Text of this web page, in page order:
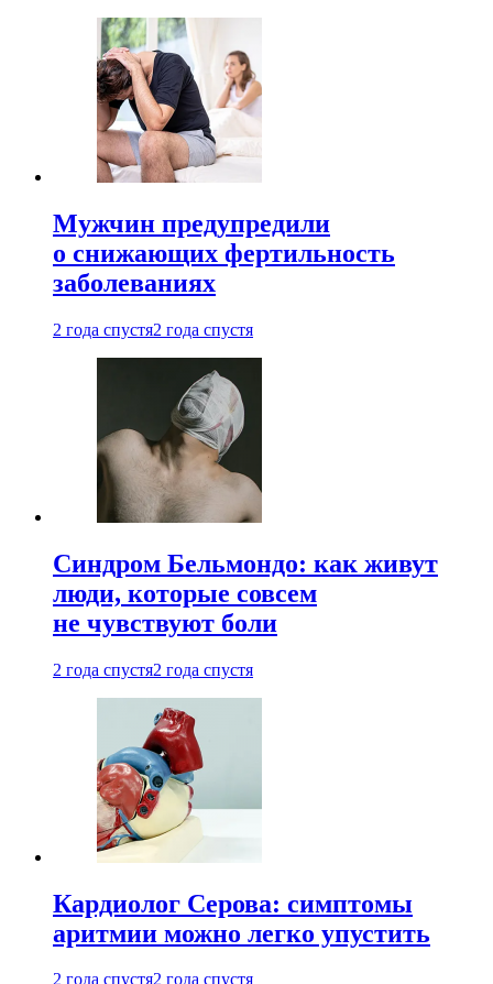
Мужчин предупредили
о снижающих фертильность
заболеваниях
2 года спустя2 года спустя
Синдром Бельмондо: как живут
люди, которые совсем
не чувствуют боли
2 года спустя2 года спустя
Кардиолог Серова: симптомы
аритмии можно легко упустить
2 года спустя2 года спустя